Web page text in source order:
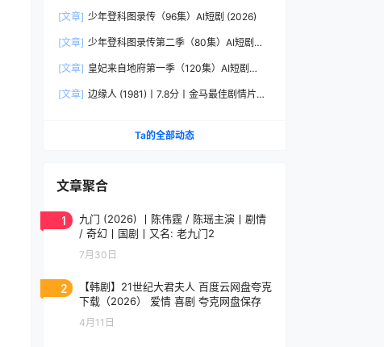
[文章] 少年登科图录传（96集）AI短剧 (2026)
[文章] 少年登科图录传第二季（80集）AI短剧
[文章] 皇妃来自地府第一季（120集）AI短剧
[文章] 边缘人 (1981)丨7.8分丨金马最佳剧情片提
Ta的全部动态
文章聚合
1
九门 (2026) 丨陈伟霆 / 陈瑶主演丨剧情
/ 奇幻丨国剧丨又名: 老九门2
7月30日
2
【韩剧】21世纪大君夫人 百度云网盘夸克
下载（2026） 爱情 喜剧 夸克网盘保存
4月11日